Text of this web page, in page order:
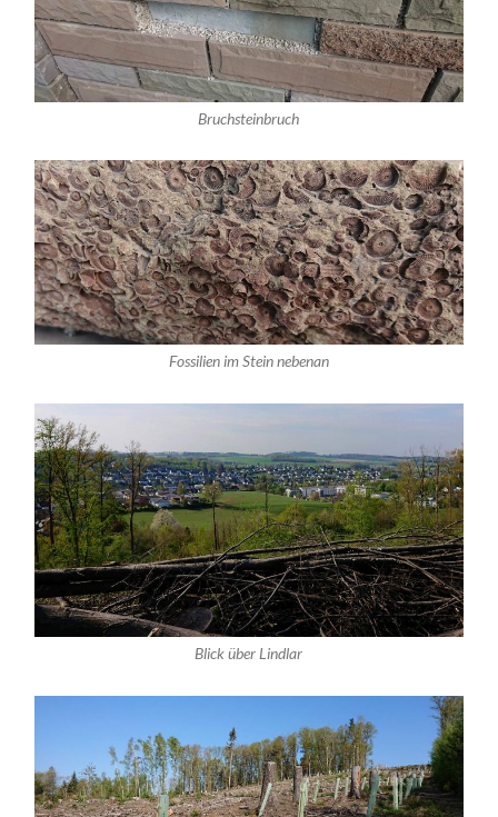
Bruchsteinbruch
Fossilien im Stein nebenan
Blick über Lindlar